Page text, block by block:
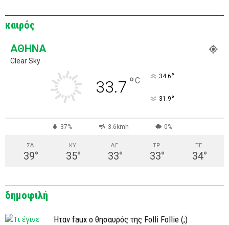
καιρός
ΑΘΉΝΑ
Clear Sky
33.7 °C 34.6°
31.9°
37% 3.6kmh 0%
ΣΑ
39°
ΚΥ
35°
ΔΕ
33°
ΤΡ
33°
ΤΕ
34°
δημοφιλή
Ήταν faux ο θησαυρός της Folli Follie (;)